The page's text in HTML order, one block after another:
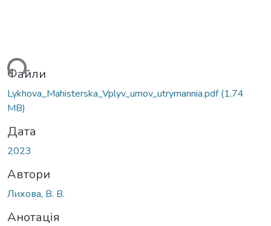
Файли
Lykhova_Mahisterska_Vplyv_umov_utrymannia.pdf(1,74
MB)
Дата
2023
Автори
Лихова, В. В.
Анотація